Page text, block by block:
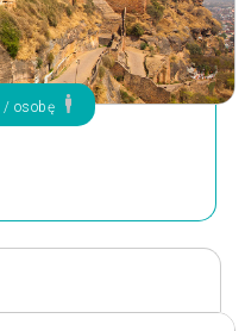
/ osobę